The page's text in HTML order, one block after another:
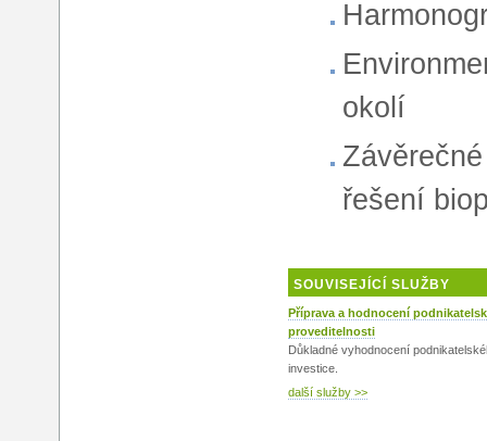
okolí
řešení
SOUVISEJÍCÍ SLUŽBY
Příprava a hodnocení
proveditelnosti
Důkladné vyhodnocení
investice.
další služby >>